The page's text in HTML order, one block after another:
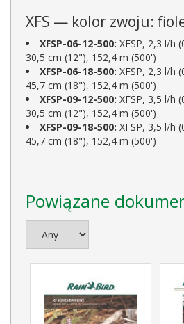
XFS — kolor zwoju:
XFSP-06-12-500: XFSP, 2,3 l/h
30,5 cm (12"), 152,4 m (500')
XFSP-06-18-500: XFSP, 2,3 l/h
45,7 cm (18"), 152,4 m (500')
XFSP-09-12-500: XFSP, 3,5 l/h
30,5 cm (12"), 152,4 m (500')
XFSP-09-18-500: XFSP, 3,5 l/h
45,7 cm (18"), 152,4 m (500')
Powiązane